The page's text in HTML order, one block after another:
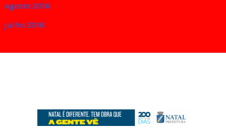
agosto 2016
julho 2016